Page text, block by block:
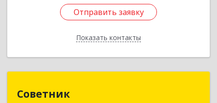
Отправить заявку
Показать контакты
Отправить заявку
Назад
Советник